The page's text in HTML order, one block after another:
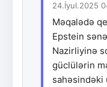
24.İyul.2025
Məqalədə
Epstein
Nazirliyinə
güclülərin
sahəsindəki